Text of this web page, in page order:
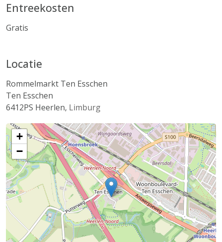
Entreekosten
Gratis
Locatie
Rommelmarkt Ten Esschen
Ten Esschen
6412PS Heerlen, Limburg
+
−